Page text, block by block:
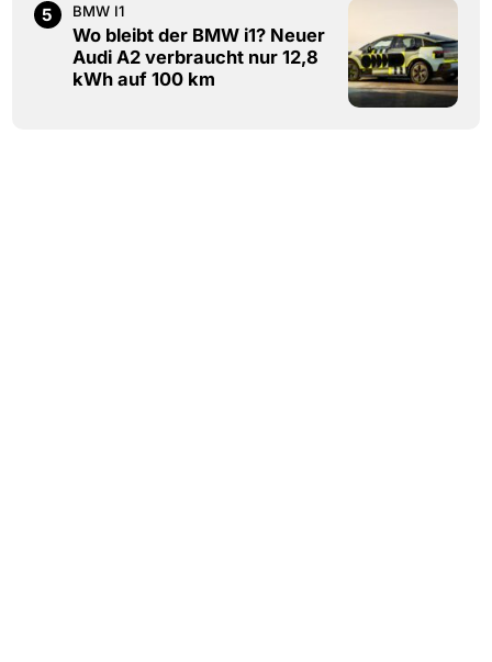
5 BMW I1
Wo bleibt der BMW i1? Neuer
Audi A2 verbraucht nur 12,8
kWh auf 100 km